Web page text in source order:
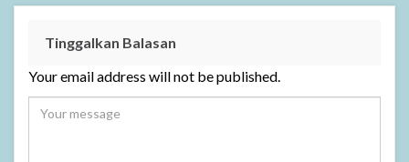
Tinggalkan Balasan
Your email address will not be published.